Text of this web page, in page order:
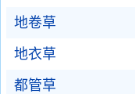
地卷草
地衣草
都管草